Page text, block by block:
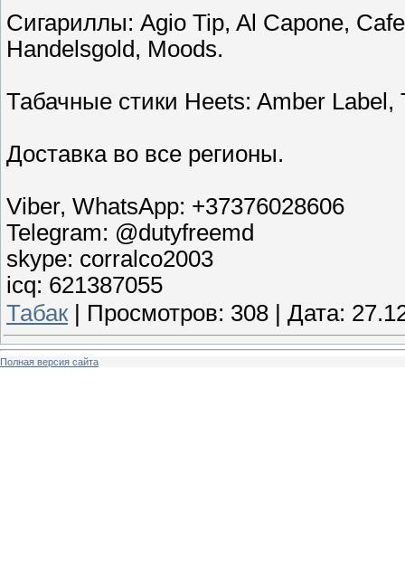
Сигариллы: Agio Tip, Al Capone,
Handelsgold, Moods.
Табачные стики Heets: Amber
Доставка во все регионы.
Viber, WhatsApp: +37376028606
Telegram: @dutyfreemd
skype: corralco2003
icq: 621387055
Табак
Просмотров: 308 Дата:
Полная версия сайта